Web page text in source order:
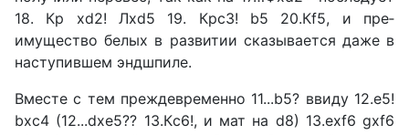
18. Кр xd2! Лxd5 19. Крс3! b5 20.Кf5, и пре­
имущество белых в развитии сказывается даже в
наступив­шем эндшпиле.
Вместе с тем преждевре­менно 11...b5? ввиду 12.е5!
bхс4 (12...dxe5?? 13.Кc6!, и мат на d8) 13.exf6 gxf6